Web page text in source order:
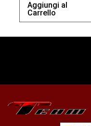
Aggiungi al
Carrello